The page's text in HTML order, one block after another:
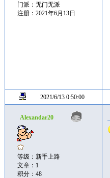
门派：无门无派
注册：2021年6月13日
2021/6/13 0:50:00
Alexandar20
等级：新手上路
文章：1
积分：48